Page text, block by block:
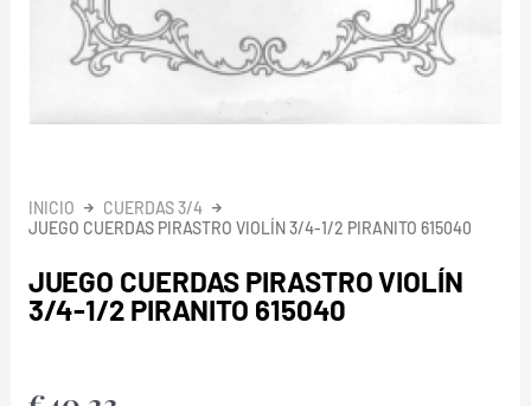
INICIO
CUERDAS 3/4
JUEGO CUERDAS PIRASTRO VIOLÍN 3/4-1/2 PIRANITO 615040
JUEGO CUERDAS PIRASTRO VIOLÍN
3/4-1/2 PIRANITO 615040